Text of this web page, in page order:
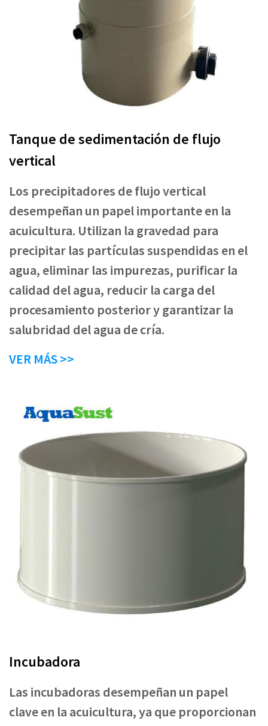
Tanque de sedimentación de flujo
vertical
Los precipitadores de flujo vertical
desempeñan un papel importante en la
acuicultura. Utilizan la gravedad para
precipitar las partículas suspendidas en el
agua, eliminar las impurezas, purificar la
calidad del agua, reducir la carga del
procesamiento posterior y garantizar la
salubridad del agua de cría.
VER MÁS >>
Incubadora
Las incubadoras desempeñan un papel
clave en la acuicultura, ya que proporcionan